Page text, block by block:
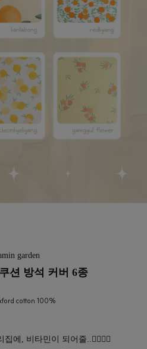
garden
션 방석 커버 6종
cotton 100%
에, 비타민이 되어줄..👉🏻👈🏻